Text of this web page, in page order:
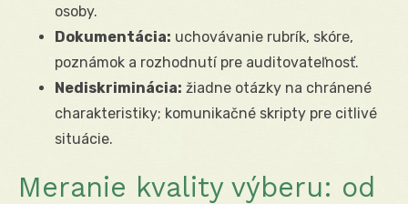
osoby.
Dokumentácia: uchovávanie rubrík, skóre,
poznámok a rozhodnutí pre auditovateľnosť.
Nediskriminácia: žiadne otázky na chránené
charakteristiky; komunikačné skripty pre citlivé
situácie.
Meranie kvality výberu: od